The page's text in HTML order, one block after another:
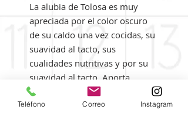
La alubia de Tolosa es muy
apreciada por el color oscuro
de su caldo una vez cocidas, su
suavidad al tacto, sus
cualidades nutritivas y por su
suavidad al tacto. Aporta
proteínas, hidratos de carbono,
minerales, vitamina B y fibra.
Teléfono Correo Instagram